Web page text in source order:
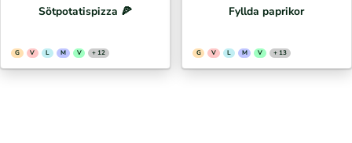
Sötpotatispizza 🍕⁣
G V L M V + 12
Fyllda paprikor
G V L M V + 13